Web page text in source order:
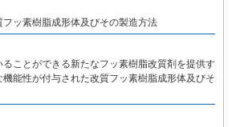
ッ素樹脂成形体及びその製造方法
ことができる新たなフッ素樹脂改質剤を提供す
能性が付与された改質フッ素樹脂成形体及びそ